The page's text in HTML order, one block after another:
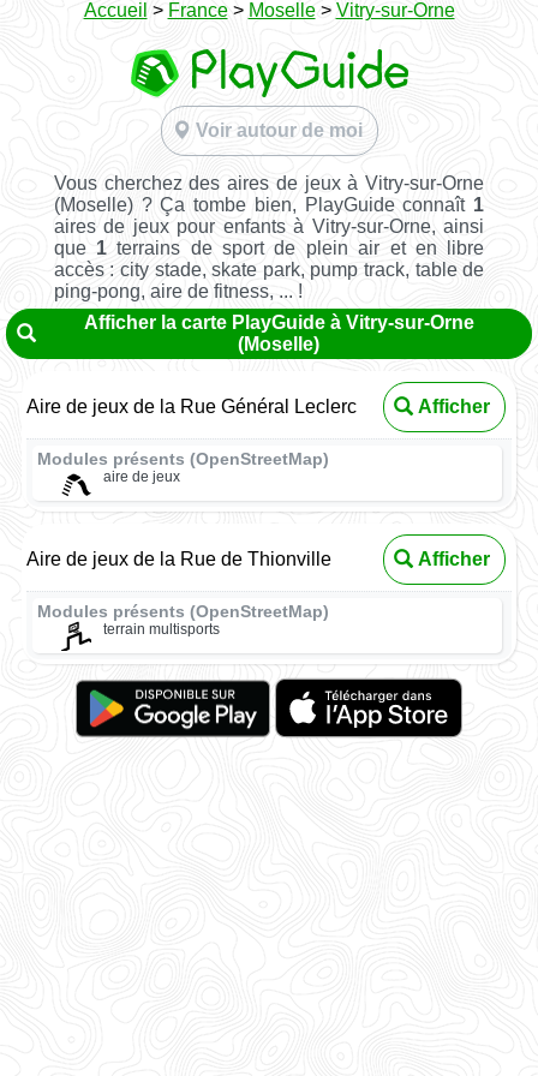
Accueil > France> Moselle> Vitry-sur-Orne
Voir autour de moi
Vous cherchez des aires de jeux à Vitry-sur-Orne
(Moselle) ? Ça tombe bien, PlayGuide connaît 1
aires de jeux pour enfants à Vitry-sur-Orne, ainsi
que 1 terrains de sport de plein air et en libre
accès : city stade, skate park, pump track, table de
ping-pong, aire de fitness, ... !
Afficher la carte PlayGuide à Vitry-sur-Orne
(Moselle)
Aire de jeux de la Rue Général Leclerc Afficher
Modules présents (OpenStreetMap)
aire de jeux
Aire de jeux de la Rue de Thionville Afficher
Modules présents (OpenStreetMap)
terrain multisports